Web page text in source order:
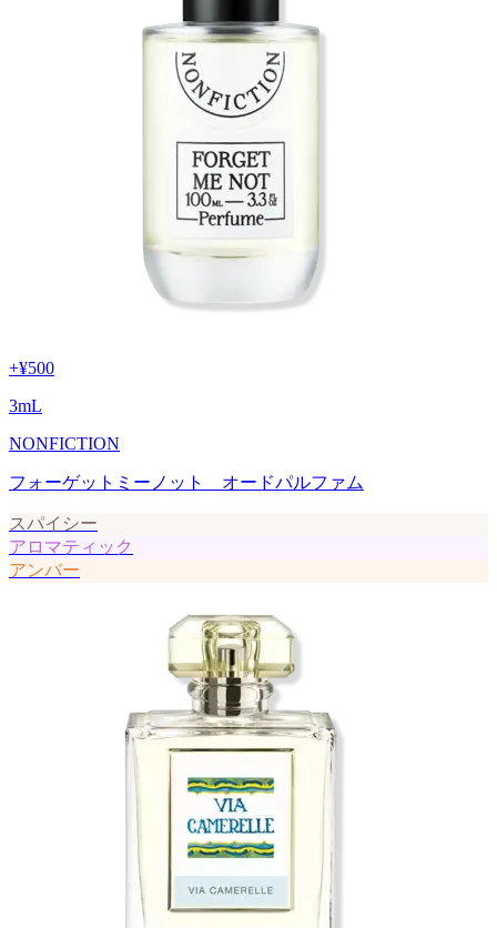
+¥500
3mL
NONFICTION
フォーゲットミーノット オードパルファム
スパイシー
アロマティック
アンバー